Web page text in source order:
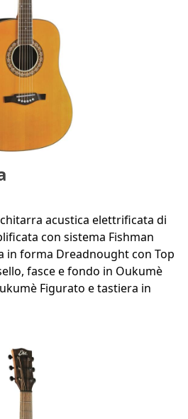
acustica elettrificata di
con sistema Fishman
in forma Dreadnought con Top
fasce e fondo in Oukumè
Figurato e tastiera in